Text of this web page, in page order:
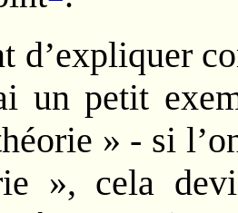
d’expliquer
un petit
» - si
», cela